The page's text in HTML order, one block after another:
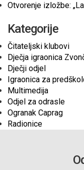
Otvorenje izložbe:
Kategorije
Čitateljski klubovi
Dječja igraonica
Dječji odjel
Igraonica za
Multimedija
Odjel za odrasle
Ogranak Caprag
Radionice